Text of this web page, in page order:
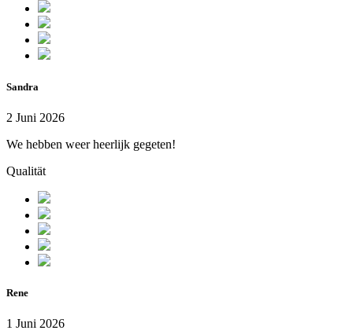
Sandra
2 Juni 2026
We hebben weer heerlijk gegeten!
Qualität
Rene
1 Juni 2026